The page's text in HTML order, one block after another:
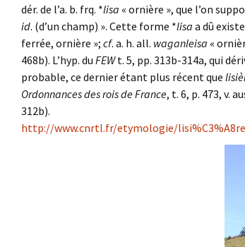
dér. de l’a. b. frq. *lisa « ornière », que l’on
id. (d’un champ) ». Cette forme *lisa a dû
ferrée, ornière »; cf. a. h. all. waganleisa «
468b). L’hyp. du FEWt. 5, pp. 313b-314a, qui
probable, ce dernier étant plus récent que
Ordonnances des rois de France, t. 6, p. 473, v.
312b).
http://www.cnrtl.fr/etymologie/lisi%C3%A8re